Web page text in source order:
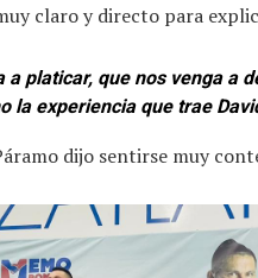
claro y directo para
a platicar, que nos venga
la experiencia que trae
dijo sentirse muy